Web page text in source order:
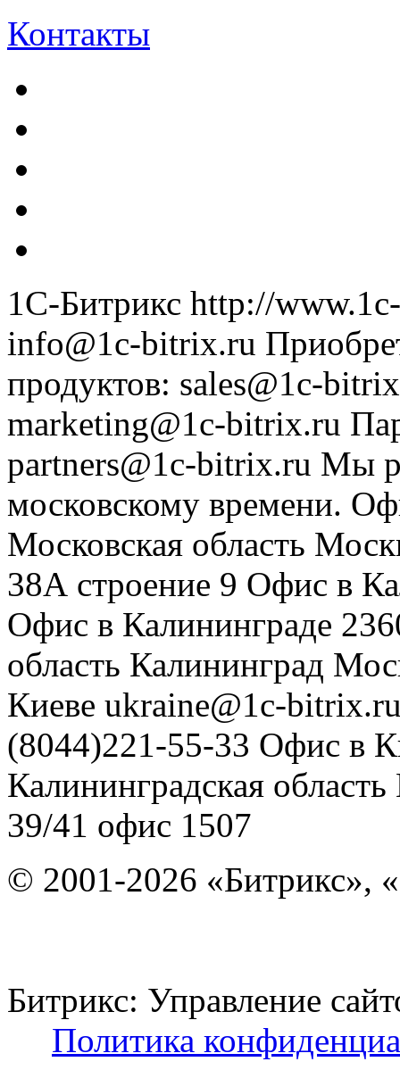
Контакты
1С-Битрикс http://
info@1c-bitrix.ru
продуктов: sales@1c-
marketing@1c-bitrix.ru
partners@1c-bitrix.ru Мы
московскому времени.
Московская область
38А строение 9 Офис в
Офис в Калининграде
область Калининград
Киеве ukraine@1c-
(8044)221-55-33 Офис в
Калининградская область
39/41 офис 1507
© 2001-2026 «Битрикс»,
Битрикс: Управление
Политика